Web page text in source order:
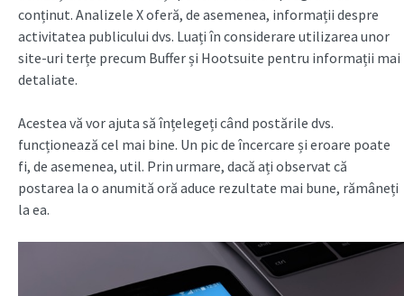
conținut. Analizele X oferă, de asemenea, informații despre
activitatea publicului dvs. Luați în considerare utilizarea unor
site-uri terțe precum Buffer și Hootsuite pentru informații mai
detaliate.
Acestea vă vor ajuta să înțelegeți când postările dvs.
funcționează cel mai bine. Un pic de încercare și eroare poate
fi, de asemenea, util. Prin urmare, dacă ați observat că
postarea la o anumită oră aduce rezultate mai bune, rămâneți
la ea.